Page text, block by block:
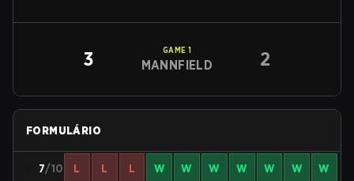
3 GAME 1
MANNFIELD 2
FORMULÁRIO
7/10 L L L W W W W W W W